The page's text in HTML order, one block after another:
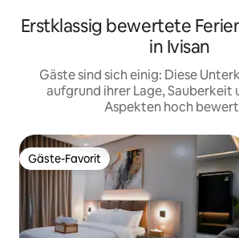
Erstklassig bewertete
in Ivisan
Gäste sind sich einig: Diese
aufgrund ihrer Lage, Sauberkeit
Aspekten hoch
Gäste-Favorit
Gäste-Favorit